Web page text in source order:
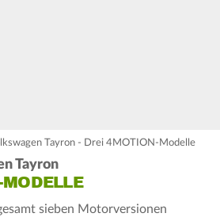
Tayron - Drei 4MOTION-Modelle
Tayron
sieben Motorversionen